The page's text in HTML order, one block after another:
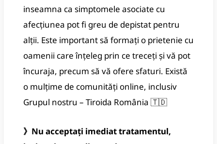
inseamna ca simptomele asociate cu
afecțiunea pot fi greu de depistat pentru
alții. Este important să formați o prietenie cu
oamenii care înțeleg prin ce treceți și vă pot
încuraja, precum să vă ofere sfaturi. Există
o mulțime de comunități online, inclusiv
Grupul nostru – Tiroida România 🇹🇩
》Nu acceptați imediat tratamentul,